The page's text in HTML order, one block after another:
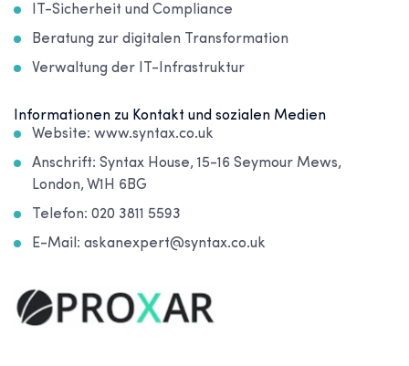
IT-Sicherheit und Compliance
Beratung zur digitalen Transformation
Verwaltung der IT-Infrastruktur
Informationen zu Kontakt und sozialen Medien
Website: www.syntax.co.uk
Anschrift: Syntax House, 15-16 Seymour Mews,
London, W1H 6BG
Telefon: 020 3811 5593
E-Mail: askanexpert@syntax.co.uk